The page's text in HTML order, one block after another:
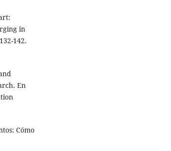
in
142.
En
Cómo